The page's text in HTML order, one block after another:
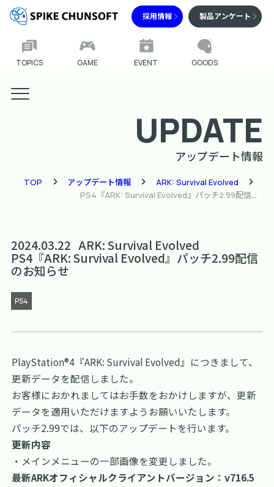
採用情報 製品アンケート
TOPICS GAME EVENT GOODS
UPDATE
アップデート情報
TOP アップデート情報
ARK: Survival Evolved
PS4『ARK: Survival Evolved』パッチ2.99配信のお知らせ
2024.03.22 ARK: Survival Evolved
PS4『ARK: Survival Evolved』パッチ2.99配信
のお知らせ
PS4
PlayStation®4『ARK: Survival Evolved』につきまして、
更新データを配信しました。
お客様におかれましてはお手数をおかけしますが、更新
データを適用いただけますようお願いいたします。
パッチ2.99では、以下のアップデートを行います。
更新内容
・メインメニューの一部画像を変更しました。
最新ARKオフィシャルクライアントバージョン：v716.5